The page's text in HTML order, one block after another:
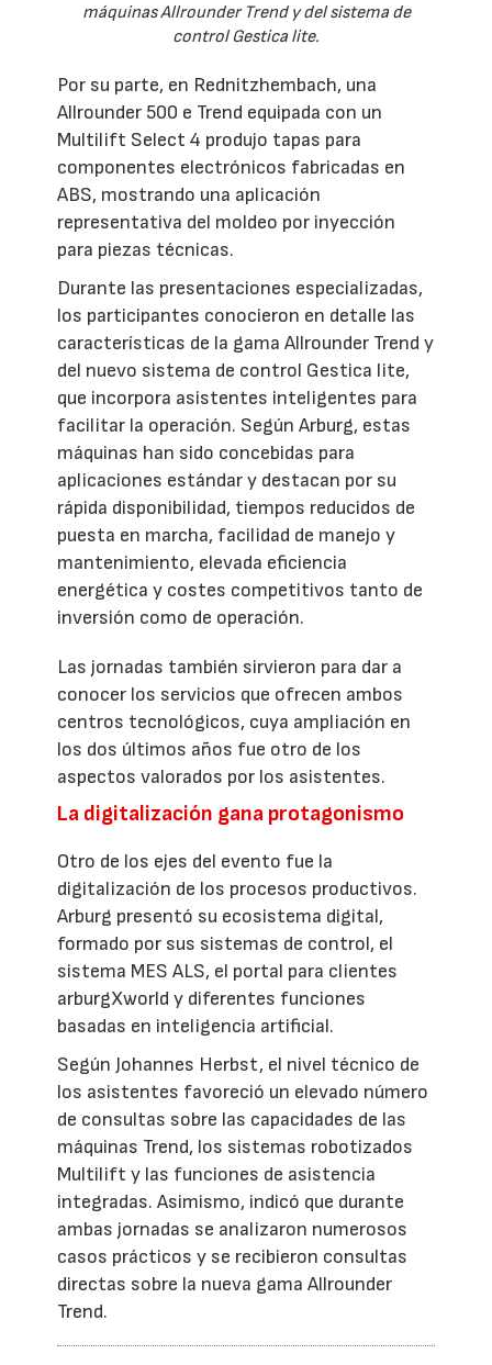
máquinas Allrounder Trend y del sistema de
control Gestica lite.
Por su parte, en Rednitzhembach, una
Allrounder 500 e Trend equipada con un
Multilift Select 4 produjo tapas para
componentes electrónicos fabricadas en
ABS, mostrando una aplicación
representativa del moldeo por inyección
para piezas técnicas.
Durante las presentaciones especializadas,
los participantes conocieron en detalle las
características de la gama Allrounder Trend y
del nuevo sistema de control Gestica lite,
que incorpora asistentes inteligentes para
facilitar la operación. Según Arburg, estas
máquinas han sido concebidas para
aplicaciones estándar y destacan por su
rápida disponibilidad, tiempos reducidos de
puesta en marcha, facilidad de manejo y
mantenimiento, elevada eficiencia
energética y costes competitivos tanto de
inversión como de operación.
Las jornadas también sirvieron para dar a
conocer los servicios que ofrecen ambos
centros tecnológicos, cuya ampliación en
los dos últimos años fue otro de los
aspectos valorados por los asistentes.
La digitalización gana protagonismo
Otro de los ejes del evento fue la
digitalización de los procesos productivos.
Arburg presentó su ecosistema digital,
formado por sus sistemas de control, el
sistema MES ALS, el portal para clientes
arburgXworld y diferentes funciones
basadas en inteligencia artificial.
Según Johannes Herbst, el nivel técnico de
los asistentes favoreció un elevado número
de consultas sobre las capacidades de las
máquinas Trend, los sistemas robotizados
Multilift y las funciones de asistencia
integradas. Asimismo, indicó que durante
ambas jornadas se analizaron numerosos
casos prácticos y se recibieron consultas
directas sobre la nueva gama Allrounder
Trend.